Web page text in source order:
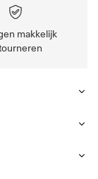
makkelijk